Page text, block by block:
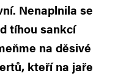
Nenaplnila se
tíhou sankcí
na děsivé
kteří na jaře